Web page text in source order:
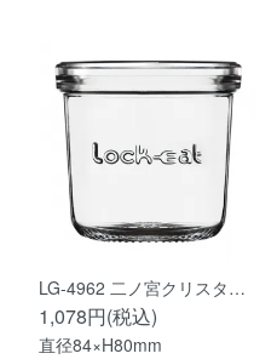
LG-4962 二ノ宮クリスタ…
1,078円(税込)
直径84×H80mm